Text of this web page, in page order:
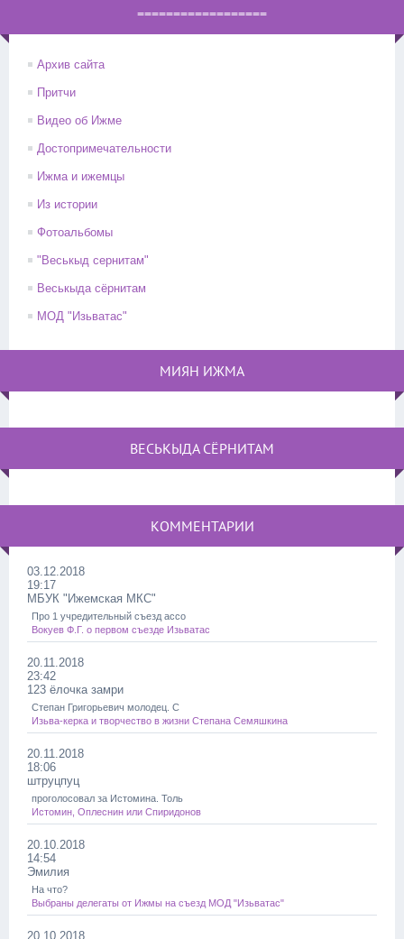
==================
Архив сайта
Притчи
Видео об Ижме
Достопримечательности
Ижма и ижемцы
Из истории
Фотоальбомы
"Веськыд сернитам"
Веськыда сёрнитам
МОД "Изьватас"
МИЯН ИЖМА
ВЕСЬКЫДА СЁРНИТАМ
КОММЕНТАРИИ
03.12.2018
19:17
МБУК "Ижемская МКС"
Про 1 учредительный съезд ассо
Вокуев Ф.Г. о первом съезде Изьватас
20.11.2018
23:42
123 ёлочка замри
Степан Григорьевич молодец. С
Изьва-керка и творчество в жизни Степана Семяшкина
20.11.2018
18:06
штруцпуц
проголосовал за Истомина. Толь
Истомин, Оплеснин или Спиридонов
20.10.2018
14:54
Эмилия
На что?
Выбраны делегаты от Ижмы на съезд МОД "Изьватас"
20.10.2018